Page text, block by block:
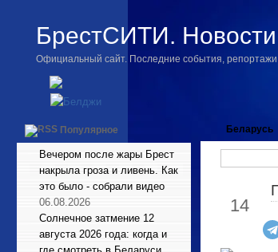
БрестСИТИ. Новости
Официальный сайт. Последние события, репортажи
Популярное
Вечером после жары Брест
накрыла гроза и ливень. Как
это было - собрали видео
06.08.2026
Солнечное затмение 12
августа 2026 года: когда и
Беларусь
14